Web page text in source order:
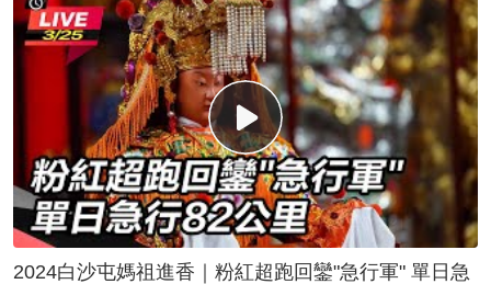
2024白沙屯媽祖進香｜粉紅超跑回鑾"急行軍" 單日急